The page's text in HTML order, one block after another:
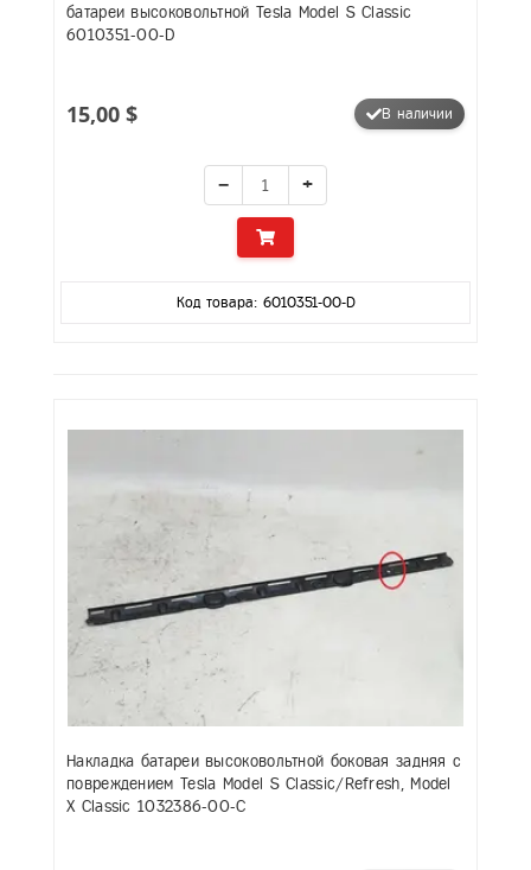
батареи высоковольтной Tesla Model S Classic
6010351-00-D
15,00 $ В наличии
− +
Код товара: 6010351-00-D
Накладка батареи высоковольтной боковая задняя с
повреждением Tesla Model S Classic/Refresh, Model
X Classic 1032386-00-C